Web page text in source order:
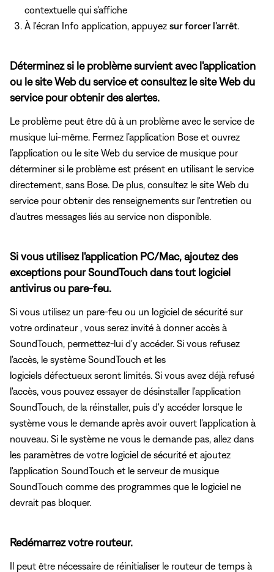
contextuelle qui s'affiche
À l'écran Info application, appuyez sur forcer l'arrêt.
Déterminez si le problème survient avec l'application
ou le site Web du service et consultez le site Web du
service pour obtenir des alertes.
Le problème peut être dû à un problème avec le service de
musique lui-même. Fermez l’application Bose et ouvrez
l’application ou le site Web du service de musique pour
déterminer si le problème est présent en utilisant le service
directement, sans Bose. De plus, consultez le site Web du
service pour obtenir des renseignements sur l'entretien ou
d'autres messages liés au service non disponible.
Si vous utilisez l'application PC/Mac, ajoutez des
exceptions pour SoundTouch dans tout logiciel
antivirus ou pare-feu.
Si vous utilisez un pare-feu ou un logiciel de sécurité sur
votre ordinateur , vous serez invité à donner accès à
SoundTouch, permettez-lui d'y accéder. Si vous refusez
l'accès, le système SoundTouch et les
logiciels défectueux seront limités. Si vous avez déjà refusé
l'accès, vous pouvez essayer de désinstaller l'application
SoundTouch, de la réinstaller, puis d'y accéder lorsque le
système vous le demande après avoir ouvert l'application à
nouveau. Si le système ne vous le demande pas, allez dans
les paramètres de votre logiciel de sécurité et ajoutez
l'application SoundTouch et le serveur de musique
SoundTouch comme des programmes que le logiciel ne
devrait pas bloquer.
Redémarrez votre routeur.
Il peut être nécessaire de réinitialiser le routeur de temps à